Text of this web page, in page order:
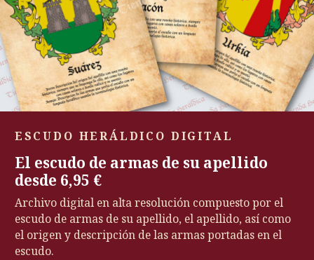
ESCUDO HERÁLDICO DIGITAL
El escudo de armas de su apellido
desde 6,95 €
Archivo digital en alta resolución compuesto por el
escudo de armas de su apellido, el apellido, así como
el origen y descripción de las armas portadas en el
escudo.